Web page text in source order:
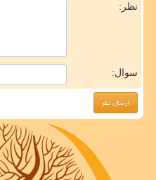
نظر:
سوال: